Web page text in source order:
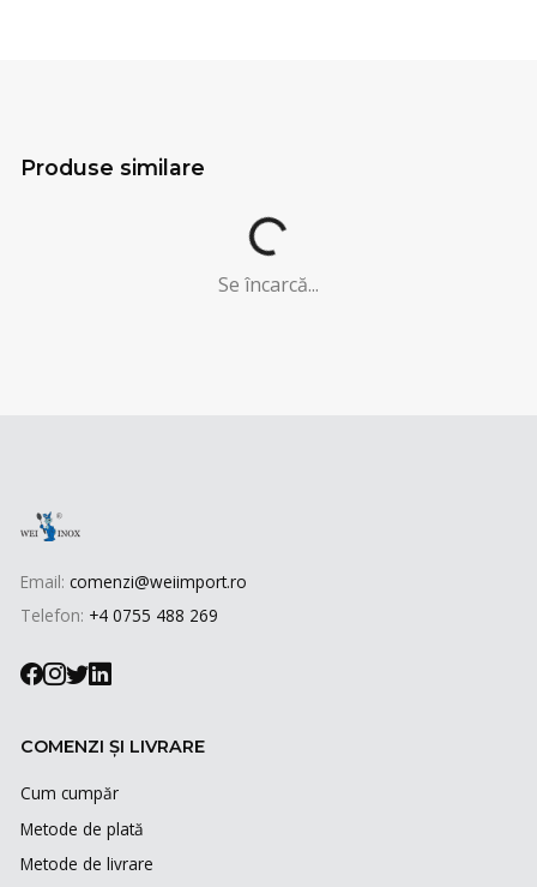
Produse similare
Se încarcă...
Se încarcă...
Email: comenzi@weiimport.ro
Telefon: +4 0755 488 269
COMENZI ȘI LIVRARE
Cum cumpăr
Metode de plată
Metode de livrare